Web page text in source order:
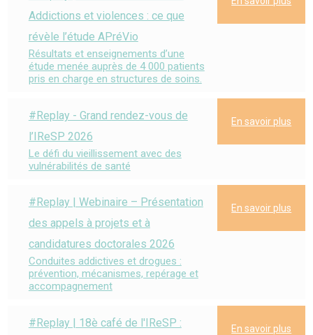
Addictions et violences : ce que
révèle l’étude APréVio
Résultats et enseignements d’une
étude menée auprès de 4 000 patients
pris en charge en structures de soins.
#Replay - Grand rendez-vous de
l’IReSP 2026
Le défi du vieillissement avec des
vulnérabilités de santé
En savoir plus
#Replay | Webinaire – Présentation
des appels à projets et à
candidatures doctorales 2026
Conduites addictives et drogues :
prévention, mécanismes, repérage et
accompagnement
En savoir plus
#Replay | 18è café de l'IReSP :
En savoir plus